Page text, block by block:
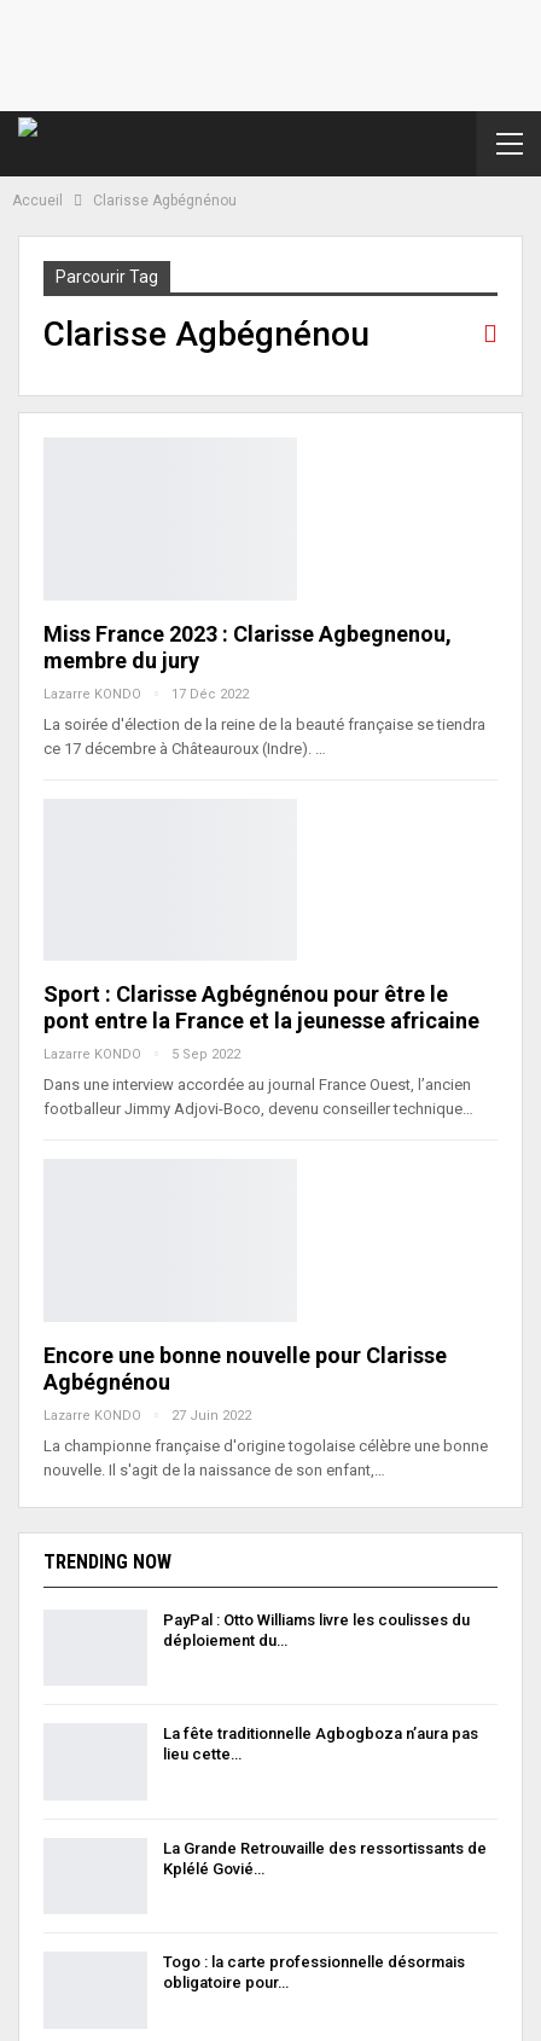
Accueil Clarisse Agbégnénou
Parcourir Tag
Clarisse Agbégnénou
Miss France 2023 : Clarisse Agbegnenou,
membre du jury
Lazarre KONDO 17 Déc 2022
La soirée d'élection de la reine de la beauté française se tiendra
ce 17 décembre à Châteauroux (Indre). …
Sport : Clarisse Agbégnénou pour être le
pont entre la France et la jeunesse africaine
Lazarre KONDO 5 Sep 2022
Dans une interview accordée au journal France Ouest, l’ancien
footballeur Jimmy Adjovi-Boco, devenu conseiller technique…
Encore une bonne nouvelle pour Clarisse
Agbégnénou
Lazarre KONDO 27 Juin 2022
La championne française d'origine togolaise célèbre une bonne
nouvelle. Il s'agit de la naissance de son enfant,…
TRENDING NOW
PayPal : Otto Williams livre les coulisses du
déploiement du…
La fête traditionnelle Agbogboza n’aura pas
lieu cette…
La Grande Retrouvaille des ressortissants de
Kplélé Govié…
Togo : la carte professionnelle désormais
obligatoire pour…